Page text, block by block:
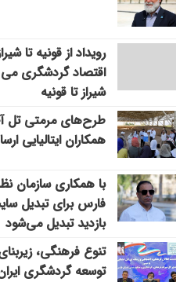
رویداد از قونیه تا
اقتصاد گردشگری می
شیراز تا قونیه
طرح‌های مرمتی تل
همکاران ایتالیایی
با همکاری سازمان
فارس برای تبدیل
بازدید تبدیل می‌شود
تنوع فرهنگی،
توسعه گردشگری